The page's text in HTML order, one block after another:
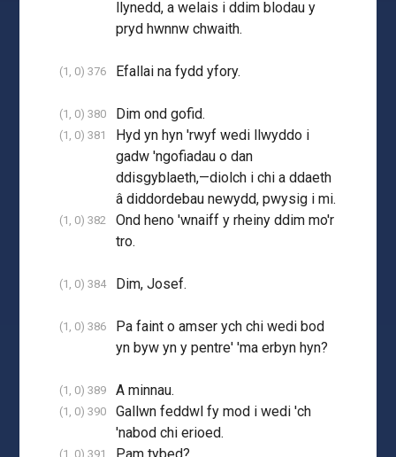
llynedd, a welais i ddim blodau y
pryd hwnnw chwaith.
(1, 0) 376 Efallai na fydd yfory.
(1, 0) 380 Dim ond gofid.
(1, 0) 381
Hyd yn hyn 'rwyf wedi llwyddo i
gadw 'ngofiadau o dan
ddisgyblaeth,—diolch i chi a ddaeth
â diddordebau newydd, pwysig i mi.
(1, 0) 382
Ond heno 'wnaiff y rheiny ddim mo'r
tro.
(1, 0) 384 Dim, Josef.
(1, 0) 386
Pa faint o amser ych chi wedi bod
yn byw yn y pentre' 'ma erbyn hyn?
(1, 0) 389 A minnau.
(1, 0) 390
Gallwn feddwl fy mod i wedi 'ch
'nabod chi erioed.
(1, 0) 391